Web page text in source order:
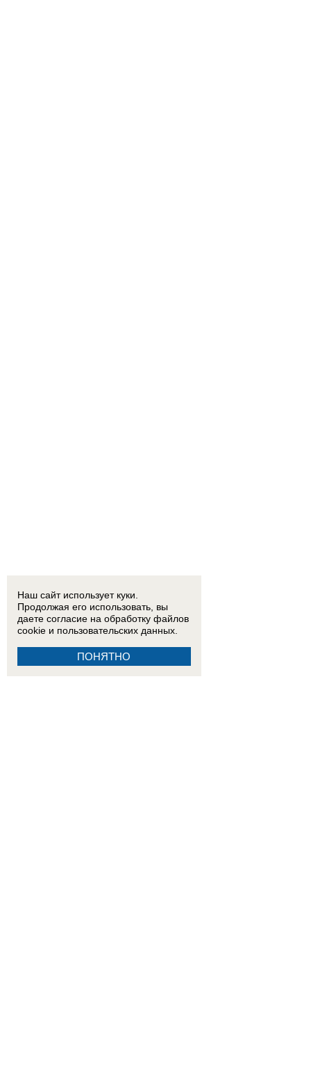
Наш сайт использует куки.
Продолжая его использовать, вы
даете согласие на обработку файлов
cookie и пользовательских данных.
ПОНЯТНО